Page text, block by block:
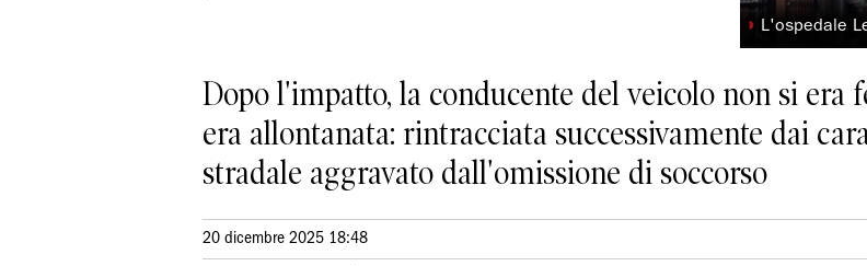
◗ L'ospedale
Dopo l'impatto, la conducente del veicolo non si era
era allontanata: rintracciata successivamente dai
stradale aggravato dall'omissione di soccorso
20 dicembre 2025 18:48